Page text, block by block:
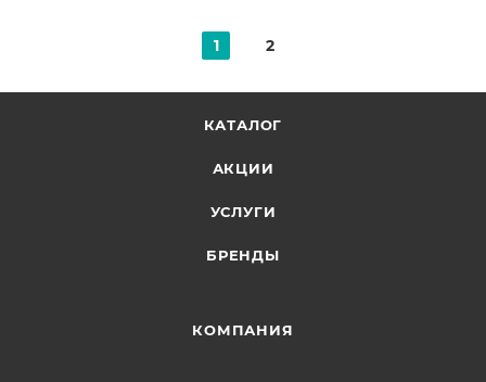
1 2
КАТАЛОГ
АКЦИИ
УСЛУГИ
БРЕНДЫ
КОМПАНИЯ